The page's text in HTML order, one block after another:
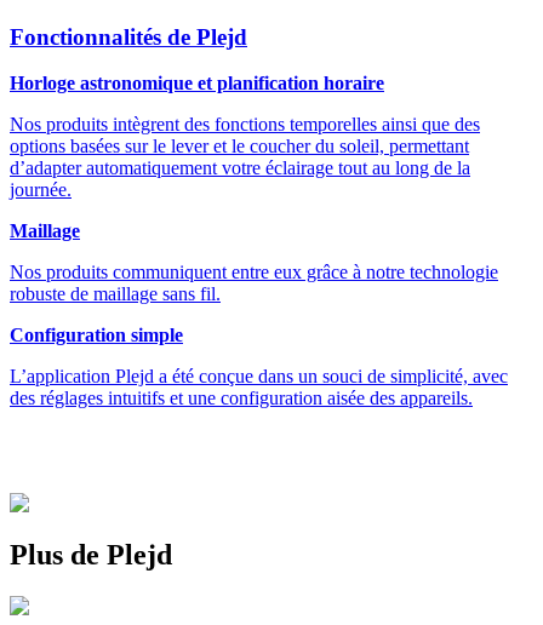
Fonctionnalités de Plejd
Horloge astronomique et planification horaire
Nos produits intègrent des fonctions temporelles ainsi que des
options basées sur le lever et le coucher du soleil, permettant
d’adapter automatiquement votre éclairage tout au long de la
journée.
Maillage
Nos produits communiquent entre eux grâce à notre technologie
robuste de maillage sans fil.
Configuration simple
L’application Plejd a été conçue dans un souci de simplicité, avec
des réglages intuitifs et une configuration aisée des appareils.
Plus de Plejd